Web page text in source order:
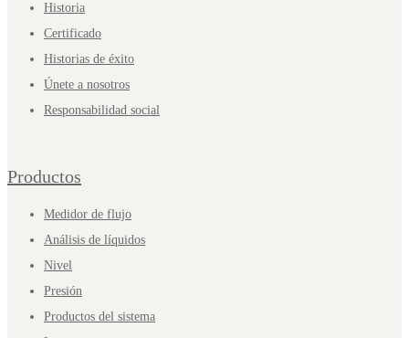
Historia
Certificado
Historias de éxito
Únete a nosotros
Responsabilidad social
Productos
Medidor de flujo
Análisis de líquidos
Nivel
Presión
Productos del sistema